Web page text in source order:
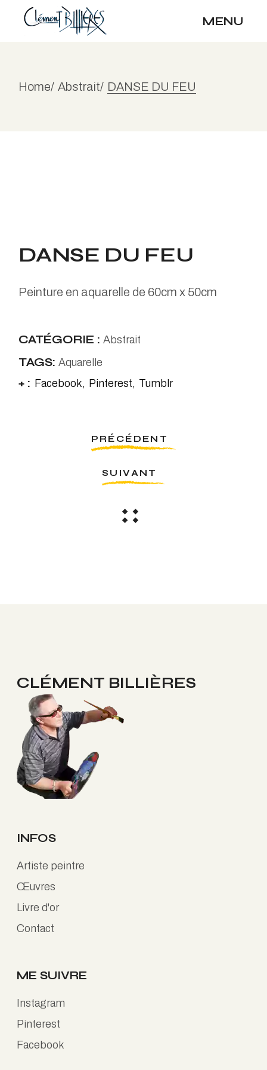
MENU
Home Abstrait DANSE DU FEU
DANSE DU FEU
Peinture en aquarelle de 60cm x 50cm
CATÉGORIE : Abstrait
TAGS: Aquarelle
+ : Facebook Pinterest Tumblr
PRÉCÉDENT
SUIVANT
CLÉMENT BILLIÈRES
INFOS
Artiste peintre
Œuvres
Livre d'or
Contact
ME SUIVRE
Instagram
Pinterest
Facebook